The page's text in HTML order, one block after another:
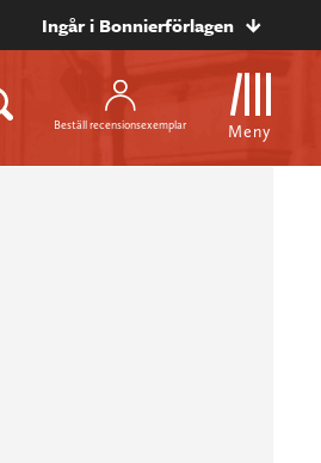
Ingår i Bonnierförlagen
Beställ recensionsexemplar Meny